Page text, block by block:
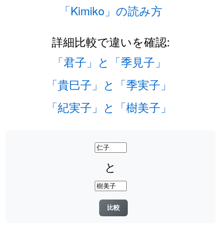
「Kimiko」の読み方
詳細比較で違いを確認:
「君子」と「季見子」
「貴巳子」と「季実子」
「紀実子」と「樹美子」
と